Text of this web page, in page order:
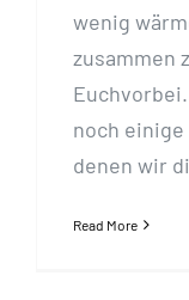
wenig
zusammen
noch
denen wir
Read More